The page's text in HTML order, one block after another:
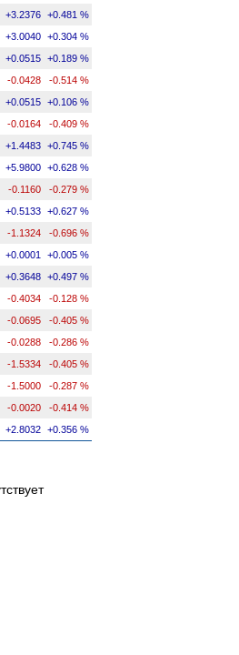
+3.2376 +0.481 %
+3.0040 +0.304 %
+0.0515 +0.189 %
-0.0428 -0.514 %
+0.0515 +0.106 %
-0.0164 -0.409 %
+1.4483 +0.745 %
+5.9800 +0.628 %
-0.1160 -0.279 %
+0.5133 +0.627 %
-1.1324 -0.696 %
+0.0001 +0.005 %
+0.3648 +0.497 %
-0.4034 -0.128 %
-0.0695 -0.405 %
-0.0288 -0.286 %
-1.5334 -0.405 %
-1.5000 -0.287 %
-0.0020 -0.414 %
+2.8032 +0.356 %